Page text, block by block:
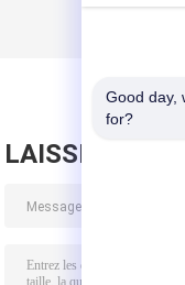
LAISSEZ UN
Good day,
for?